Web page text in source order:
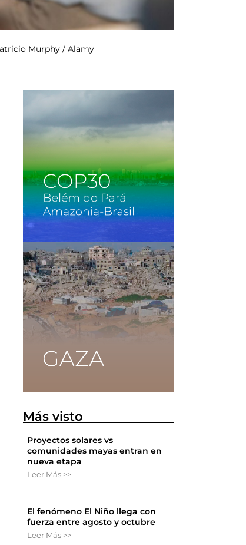
Murphy / Alamy
Más visto
Proyectos solares vs
comunidades mayas entran en
nueva etapa
Leer Más >>
El fenómeno El Niño llega con
fuerza entre agosto y octubre
Leer Más >>